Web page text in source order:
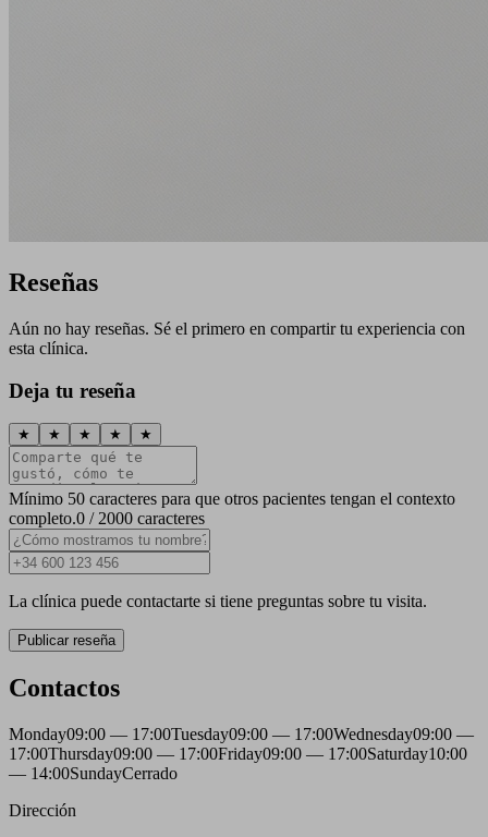
Reseñas
Aún no hay reseñas. Sé el primero en compartir tu experiencia con
esta clínica.
Deja tu reseña
★ ★ ★ ★ ★
Mínimo 50 caracteres para que otros pacientes tengan el contexto
completo.0 / 2000 caracteres
La clínica puede contactarte si tiene preguntas sobre tu visita.
Publicar reseña
Contactos
Monday09:00 — 17:00Tuesday09:00 — 17:00Wednesday09:00 —
17:00Thursday09:00 — 17:00Friday09:00 — 17:00Saturday10:00
— 14:00SundayCerrado
Dirección